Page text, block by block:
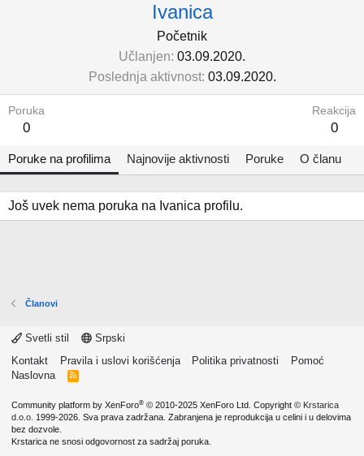
Ivanica
Početnik
Učlanjen 03.09.2020.
Poslednja aktivnost 03.09.2020.
Poruka
0
Reakcija
0
Poruke na profilima Najnovije aktivnosti Poruke O članu
Još uvek nema poruka na Ivanica profilu.
Članovi
Svetli stil
Srpski
Kontakt
Pravila i uslovi korišćenja Politika privatnosti
Pomoć
Naslovna
R
Community platform by XenForo® © 2010-2025 XenForo Ltd. Copyright © Krstarica
d.o.o. 1999-2026. Sva prava zadržana. Zabranjena je reprodukcija u celini i u delovima
bez dozvole.
Krstarica ne snosi odgovornost za sadržaj poruka.